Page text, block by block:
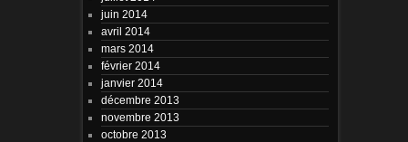
juin 2014
avril 2014
mars 2014
février 2014
janvier 2014
décembre 2013
novembre 2013
octobre 2013